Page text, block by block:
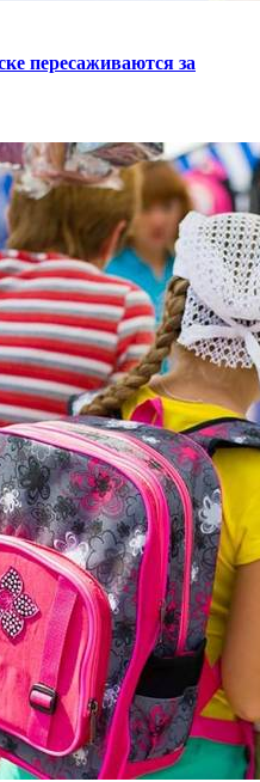
пересаживаются за